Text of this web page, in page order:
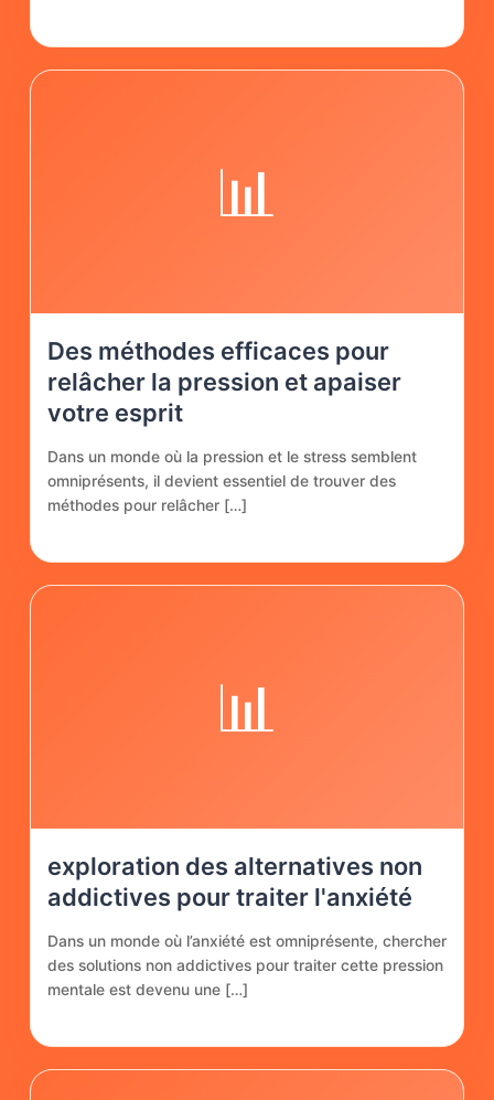
📊
Des méthodes efficaces pour
relâcher la pression et apaiser
votre esprit
Dans un monde où la pression et le stress semblent
omniprésents, il devient essentiel de trouver des
méthodes pour relâcher […]
📊
exploration des alternatives non
addictives pour traiter l'anxiété
Dans un monde où l’anxiété est omniprésente, chercher
des solutions non addictives pour traiter cette pression
mentale est devenu une […]